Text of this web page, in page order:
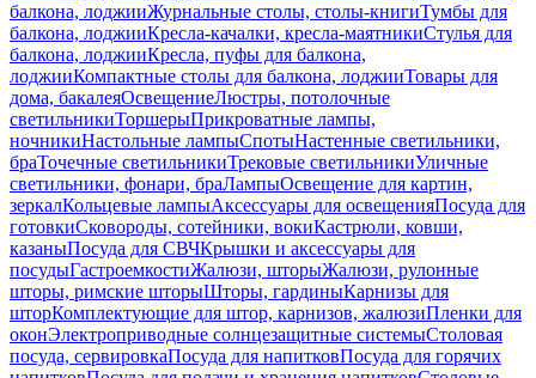
балкона, лоджииЖурнальные столы, столы-книгиТумбы для
балкона, лоджииКресла-качалки, кресла-маятникиСтулья для
балкона, лоджииКресла, пуфы для балкона,
лоджииКомпактные столы для балкона, лоджииТовары для
дома, бакалеяОсвещениеЛюстры, потолочные
светильникиТоршерыПрикроватные лампы,
ночникиНастольные лампыСпотыНастенные светильники,
браТочечные светильникиТрековые светильникиУличные
светильники, фонари, браЛампыОсвещение для картин,
зеркалКольцевые лампыАксессуары для освещенияПосуда для
готовкиСковороды, сотейники, вокиКастрюли, ковши,
казаныПосуда для СВЧКрышки и аксессуары для
посудыГастроемкостиЖалюзи, шторыЖалюзи, рулонные
шторы, римские шторыШторы, гардиныКарнизы для
шторКомплектующие для штор, карнизов, жалюзиПленки для
оконЭлектроприводные солнцезащитные системыСтоловая
посуда, сервировкаПосуда для напитковПосуда для горячих